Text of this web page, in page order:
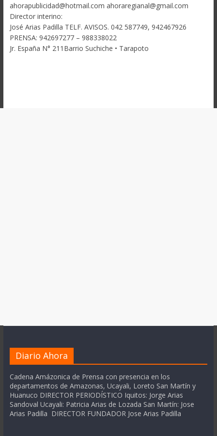
ahorapublicidad@hotmail.com ahoraregianal@gmail.com
Director interino:
José Arias Padilla TELF. AVISOS. 042 587749, 942467926
PRENSA: 942697277 – 988338022
Jr. España N° 211Barrio Suchiche • Tarapoto
Diario Ahora
Cadena Amázonica de Prensa con presencia en los
departamentos de Amazonas, Ucayali, Loreto San Martín y
Huanuco DIRECTOR PERIODÍSTICO Iquitos: Jorge Arias
Sandoval Ucayali: Patricia Arias de Lozada San Martín: Jose
Arias Padilla DIRECTOR FUNDADOR Jose Arias Padilla